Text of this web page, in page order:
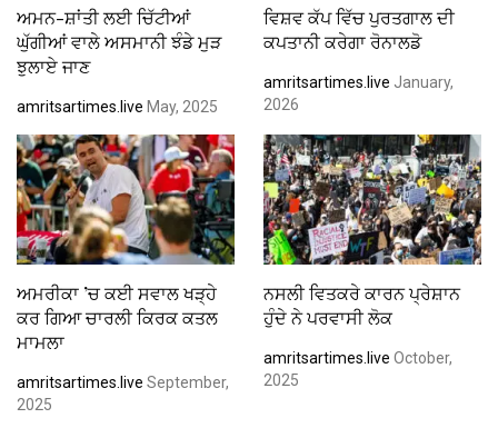
ਅਮਨ-ਸ਼ਾਂਤੀ ਲਈ ਚਿੱਟੀਆਂ
ਘੁੱਗੀਆਂ ਵਾਲੇ ਅਸਮਾਨੀ ਝੰਡੇ ਮੁੜ
ਝੁਲਾਏ ਜਾਣ
amritsartimes.live May, 2025
ਵਿਸ਼ਵ ਕੱਪ ਵਿੱਚ ਪੁਰਤਗਾਲ ਦੀ
ਕਪਤਾਨੀ ਕਰੇਗਾ ਰੋਨਾਲਡੋ
amritsartimes.live January,
2026
ਅਮਰੀਕਾ ’ਚ ਕਈ ਸਵਾਲ ਖੜ੍ਹੇ
ਕਰ ਗਿਆ ਚਾਰਲੀ ਕਿਰਕ ਕਤਲ
ਮਾਮਲਾ
amritsartimes.live September,
2025
ਨਸਲੀ ਵਿਤਕਰੇ ਕਾਰਨ ਪ੍ਰੇਸ਼ਾਨ
ਹੁੰਦੇ ਨੇ ਪਰਵਾਸੀ ਲੋਕ
amritsartimes.live October,
2025